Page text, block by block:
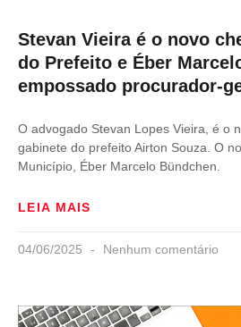
Stevan Vieira é o novo
do Prefeito e Éber
empossado procurador-
O advogado Stevan Lopes Vieira, é o
gabinete do prefeito Airton Souza. O
Município, Éber Marcelo Bündchen.
LEIA MAIS
04/06/2025 Nenhum comentário